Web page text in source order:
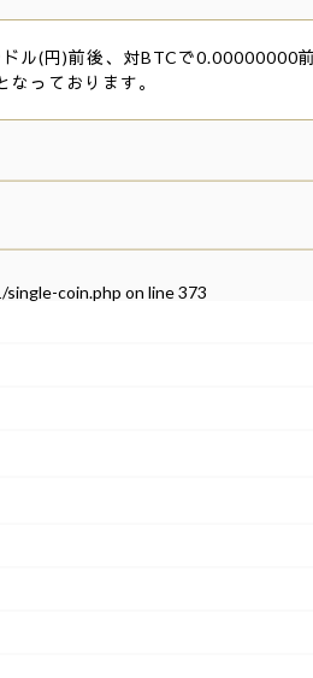
ル(円)前後、対BTCで0.00000000
っております。
coin.php on line373